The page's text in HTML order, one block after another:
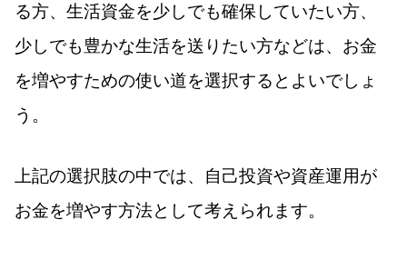
る方、生活資金を少しでも確保していたい方、
少しでも豊かな生活を送りたい方などは、お金
を増やすための使い道を選択するとよいでしょ
う。
上記の選択肢の中では、自己投資や資産運用が
お金を増やす方法として考えられます。